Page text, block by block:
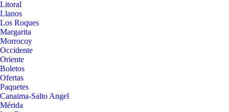
Litoral
Llanos
Los Roques
Margarita
Morrocoy
Occidente
Oriente
Boletos
Ofertas
Paquetes
Canaima-Salto Angel
Mérida